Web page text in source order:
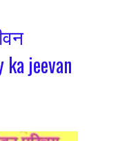
jeevan